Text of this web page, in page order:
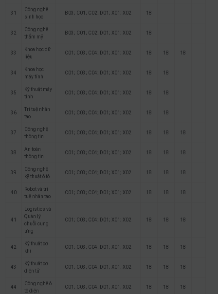
31
Công nghệ
sinh học
B03; C01; C02; D01; X01; X02 18
32
Công nghệ
thẩm mỹ
B03; C01; C02; D01; X01; X02 18
33
Khoa học dữ
liệu
C01; C03; C04; D01; X01; X02 18 18 18
34
Khoa học
máy tính
C01; C03; C04; D01; X01; X02 18 18
35
Kỹ thuật máy
tính
C01; C03; C04; D01; X01; X02 18 18
36
Trí tuệ nhân
tạo
C01; C03; C04; D01; X01; X02 18 18
37
Công nghệ
thông tin
C01; C03; C04; D01; X01; X02 18 18 18
38
An toàn
thông tin
C01; C03; C04; D01; X01; X02 18 18 18
39
Công nghệ
kỹ thuật ô tô
C01; C03; C04; D01; X01; X02 18 18 18
40
Robot và trí
tuệ nhân tạo
C01; C03; C04; D01; X01; X02 18 18 18
41
Logistics và
Quản lý
chuỗi cung
ứng
C01; C03; C04; D01; X01; X02 18 18 18
42
Kỹ thuật cơ
khí
C01; C03; C04; D01; X01; X02 18 18 18
43
Kỹ thuật cơ
điện tử
C01; C03; C04; D01; X01; X02 18 18 18
44
Công nghệ ô
tô điện
C01; C03; C04; D01; X01; X02 18 18 18